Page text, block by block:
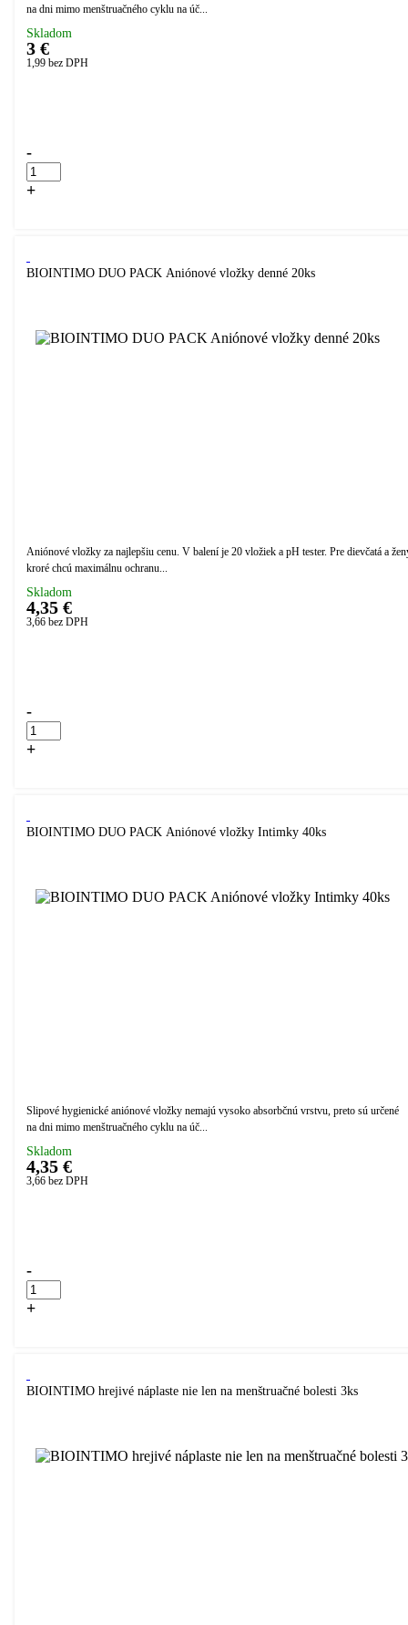
na dni mimo menštruačného cyklu na úč...
Skladom
3 €
1,99 bez DPH
-
+
BIOINTIMO DUO PACK Aniónové vložky denné 20ks
Aniónové vložky za najlepšiu cenu. V balení je 20 vložiek a pH tester. Pre dievčatá a
kroré chcú maximálnu ochranu...
Skladom
4,35 €
3,66 bez DPH
-
+
BIOINTIMO DUO PACK Aniónové vložky Intimky 40ks
Slipové hygienické aniónové vložky nemajú vysoko absorbčnú vrstvu, preto sú určené
na dni mimo menštruačného cyklu na úč...
Skladom
4,35 €
3,66 bez DPH
-
+
BIOINTIMO hrejivé náplaste nie len na menštruačné bolesti 3ks